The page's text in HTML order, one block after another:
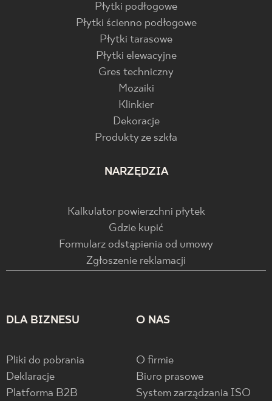
Płytki podłogowe
Płytki ścienno podłogowe
Płytki tarasowe
Płytki elewacyjne
Gres techniczny
Mozaiki
Klinkier
Dekoracje
Produkty ze szkła
NARZĘDZIA
Kalkulator powierzchni płytek
Gdzie kupić
Formularz odstąpienia od umowy
Zgłoszenie reklamacji
DLA BIZNESU
Pliki do pobrania
Deklaracje
Platforma B2B
O NAS
O firmie
Biuro prasowe
System zarządzania ISO